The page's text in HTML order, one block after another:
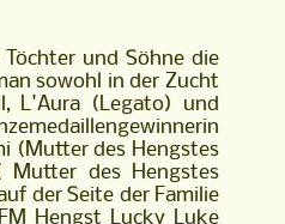
und Söhne die
sowohl in der Zucht
L'Aura (Legato) und
(Mutter des Hengstes
Mutter des Hengstes
der Seite der Familie
Hengst Lucky Luke